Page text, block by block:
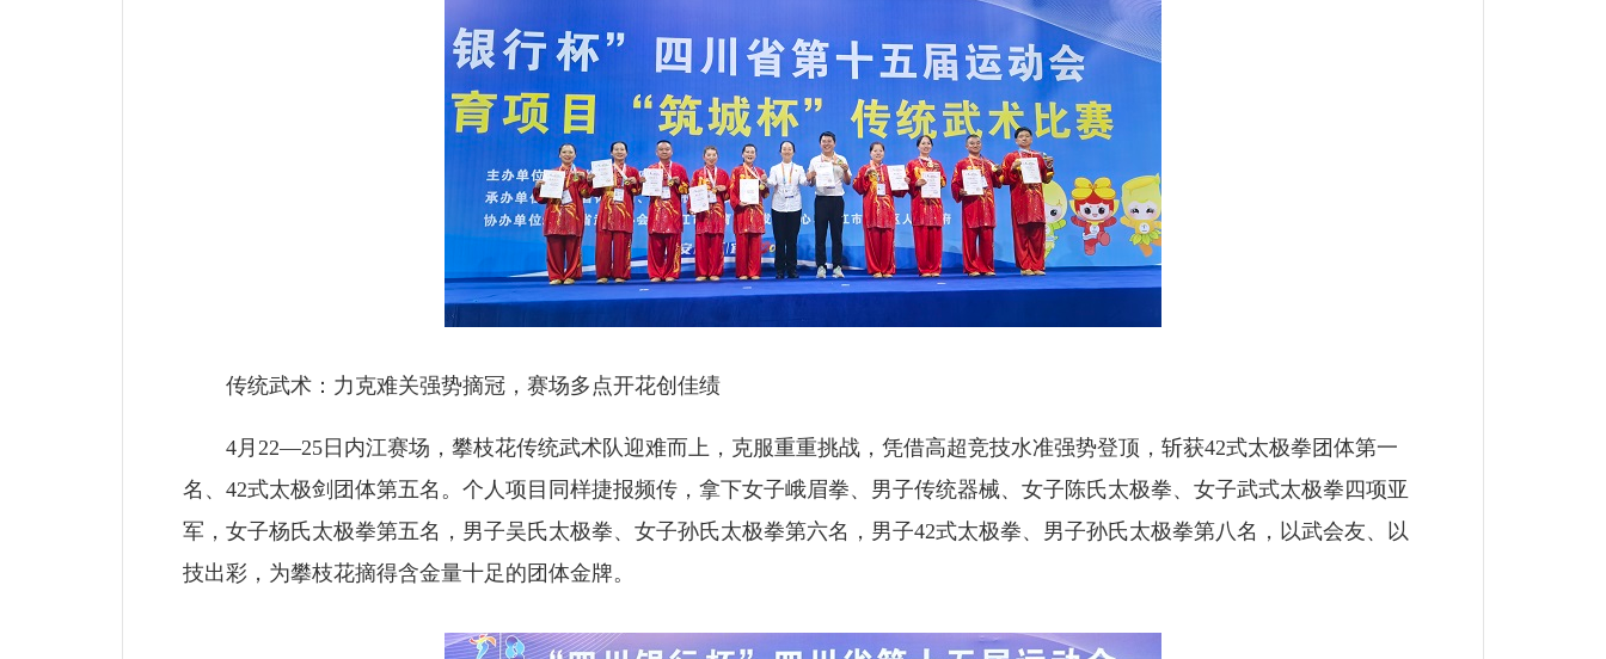
传统武术：力克难关强势摘冠，赛场多点开花创佳绩
4月22—25日内江赛场，攀枝花传统武术队迎难而上，克服重重挑战，凭借高超竞技水准强势登顶，斩获42式太极拳团体第一
名、42式太极剑团体第五名。个人项目同样捷报频传，拿下女子峨眉拳、男子传统器械、女子陈氏太极拳、女子武式太极拳四项亚
军，女子杨氏太极拳第五名，男子吴氏太极拳、女子孙氏太极拳第六名，男子42式太极拳、男子孙氏太极拳第八名，以武会友、以
技出彩，为攀枝花摘得含金量十足的团体金牌。